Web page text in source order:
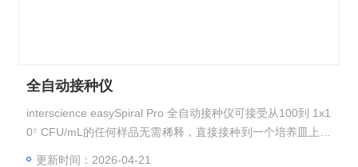
全自动接种仪
interscience easySpiral Pro 全自动接种仪可接受从100到 1x1
0⁷ CFU/mL的任何样品无需稀释，直接接种到一个培养皿上。
更新时间：2026-04-21